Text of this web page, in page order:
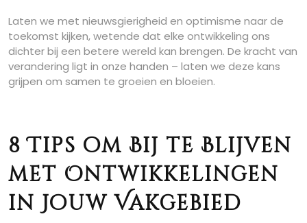
Laten we met nieuwsgierigheid en optimisme naar de
toekomst kijken, wetende dat elke ontwikkeling ons
dichter bij een betere wereld kan brengen. De kracht van
verandering ligt in onze handen – laten we deze kans
grijpen om samen te groeien en bloeien.
8 Tips om Bij te Blijven
met Ontwikkelingen
in Jouw Vakgebied